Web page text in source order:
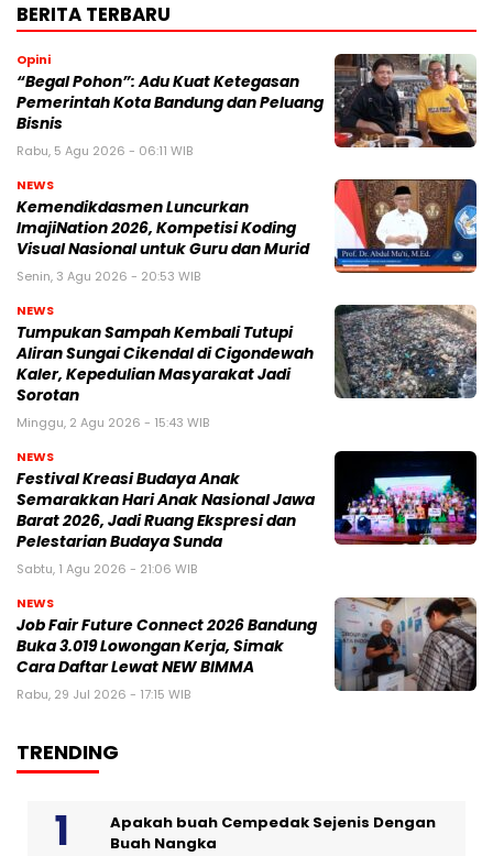
BERITA TERBARU
Opini
“Begal Pohon”: Adu Kuat Ketegasan
Pemerintah Kota Bandung dan Peluang
Bisnis
Rabu, 5 Agu 2026 - 06:11 WIB
NEWS
Kemendikdasmen Luncurkan
ImajiNation 2026, Kompetisi Koding
Visual Nasional untuk Guru dan Murid
Senin, 3 Agu 2026 - 20:53 WIB
NEWS
Tumpukan Sampah Kembali Tutupi
Aliran Sungai Cikendal di Cigondewah
Kaler, Kepedulian Masyarakat Jadi
Sorotan
Minggu, 2 Agu 2026 - 15:43 WIB
NEWS
Festival Kreasi Budaya Anak
Semarakkan Hari Anak Nasional Jawa
Barat 2026, Jadi Ruang Ekspresi dan
Pelestarian Budaya Sunda
Sabtu, 1 Agu 2026 - 21:06 WIB
NEWS
Job Fair Future Connect 2026 Bandung
Buka 3.019 Lowongan Kerja, Simak
Cara Daftar Lewat NEW BIMMA
Rabu, 29 Jul 2026 - 17:15 WIB
TRENDING
Apakah buah Cempedak Sejenis Dengan
Buah Nangka